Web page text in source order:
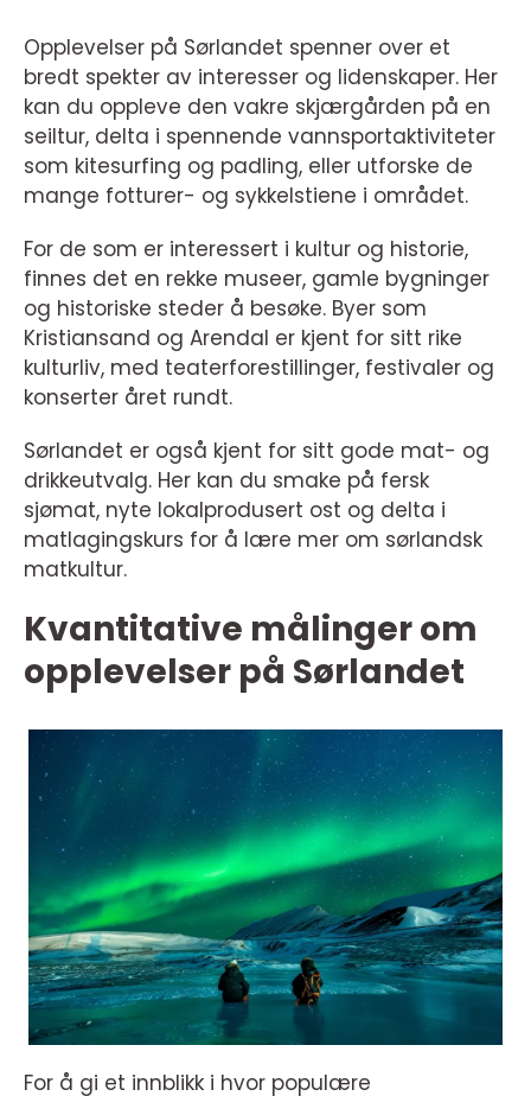
Opplevelser på Sørlandet spenner over et
bredt spekter av interesser og lidenskaper. Her
kan du oppleve den vakre skjærgården på en
seiltur, delta i spennende vannsportaktiviteter
som kitesurfing og padling, eller utforske de
mange fotturer- og sykkelstiene i området.
For de som er interessert i kultur og historie,
finnes det en rekke museer, gamle bygninger
og historiske steder å besøke. Byer som
Kristiansand og Arendal er kjent for sitt rike
kulturliv, med teaterforestillinger, festivaler og
konserter året rundt.
Sørlandet er også kjent for sitt gode mat- og
drikkeutvalg. Her kan du smake på fersk
sjømat, nyte lokalprodusert ost og delta i
matlagingskurs for å lære mer om sørlandsk
matkultur.
Kvantitative målinger om
opplevelser på Sørlandet
For å gi et innblikk i hvor populære